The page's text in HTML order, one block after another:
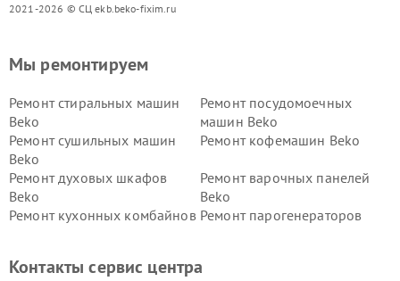
2021-2026 © СЦ ekb.beko-fixim.ru
Мы ремонтируем
Ремонт стиральных машин
Beko
Ремонт посудомоечных
машин Beko
Ремонт сушильных машин
Beko
Ремонт кофемашин Beko
Ремонт духовых шкафов
Beko
Ремонт варочных панелей
Beko
Ремонт кухонных комбайнов Ремонт парогенераторов
Ремонт холодильников Beko Ремонт морозильных камер
Контакты сервис центра